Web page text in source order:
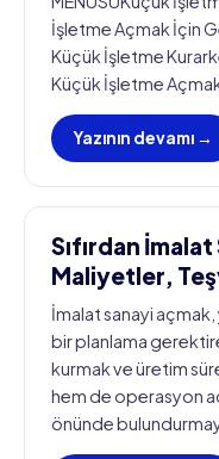
İşletme Açmak İçin
Küçük İşletme
Küçük İşletme
Yazının devamı →
Sıfırdan
Maliyetler,
İmalat sanayi
bir planlama
kurmak ve üretim
hem de operasyon
önünde